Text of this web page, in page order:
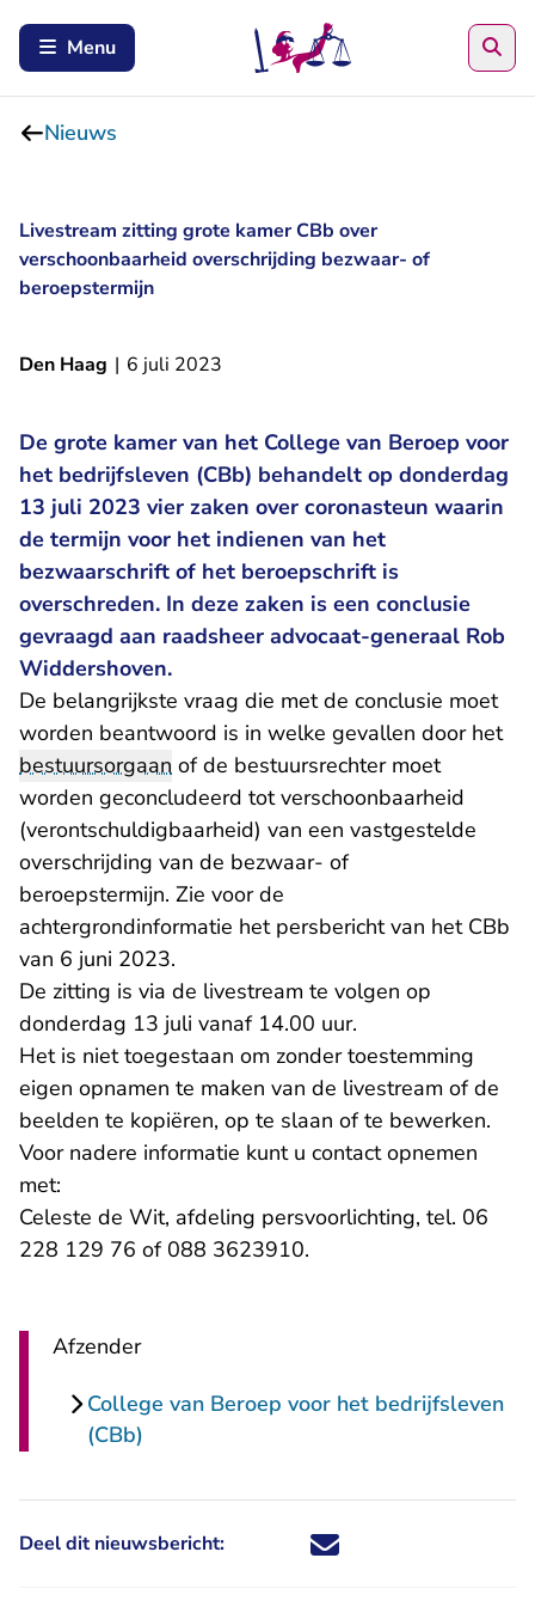
Menu
Nieuws
Livestream zitting grote kamer CBb over
verschoonbaarheid overschrijding bezwaar- of
beroepstermijn
Den Haag | 6 juli 2023
De grote kamer van het College van Beroep voor
het bedrijfsleven (CBb) behandelt op donderdag
13 juli 2023 vier zaken over coronasteun waarin
de termijn voor het indienen van het
bezwaarschrift of het beroepschrift is
overschreden. In deze zaken is een conclusie
gevraagd aan raadsheer advocaat-generaal Rob
Widdershoven.
De belangrijkste vraag die met de conclusie moet
worden beantwoord is in welke gevallen door het
bestuursorgaan of de bestuursrechter moet
worden geconcludeerd tot verschoonbaarheid
(verontschuldigbaarheid) van een vastgestelde
overschrijding van de bezwaar- of
beroepstermijn. Zie voor de
achtergrondinformatie het persberichtvan het CBb
van 6 juni 2023.
De zitting is via de livestream te volgen op
donderdag 13 juli vanaf 14.00 uur.
Het is niet toegestaan om zonder toestemming
eigen opnamen te maken van de livestream of de
beelden te kopiëren, op te slaan of te bewerken.
Voor nadere informatie kunt u contact opnemen
met:
Celeste de Wit, afdeling persvoorlichting, tel. 06
228 129 76 of 088 3623910.
Afzender
College van Beroep voor het bedrijfsleven
(CBb)
Deel dit nieuwsbericht: Deel dit nieuwsbericht via X -
Deel dit nieuwsbericht via
Deel dit nieuwsbericht
Deel dit